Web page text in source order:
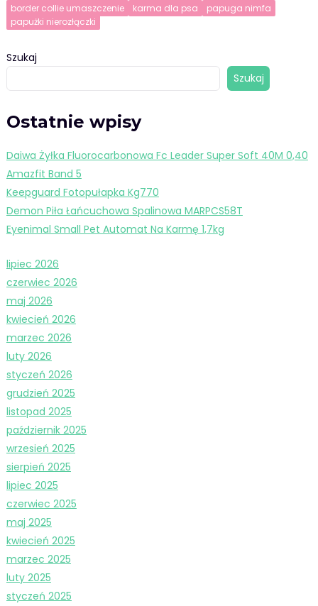
border collie umaszczenie karma dla psa
papuga nimfa
papużki nierozłączki
Szukaj
Szukaj
Ostatnie wpisy
Daiwa Żyłka Fluorocarbonowa Fc Leader Super Soft 40M 0,40
Amazfit Band 5
Keepguard Fotopułapka Kg770
Demon Piła Łańcuchowa Spalinowa MARPCS58T
Eyenimal Small Pet Automat Na Karmę 1,7kg
lipiec 2026
czerwiec 2026
maj 2026
kwiecień 2026
marzec 2026
luty 2026
styczeń 2026
grudzień 2025
listopad 2025
październik 2025
wrzesień 2025
sierpień 2025
lipiec 2025
czerwiec 2025
maj 2025
kwiecień 2025
marzec 2025
luty 2025
styczeń 2025